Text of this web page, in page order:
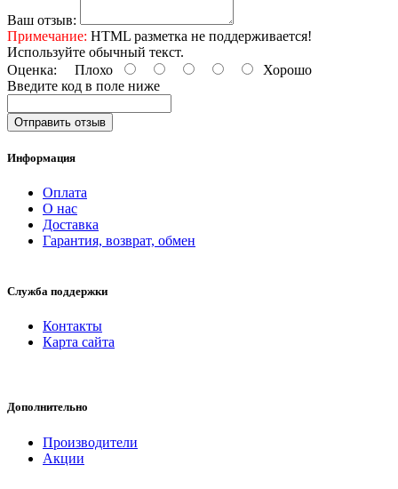
Ваш отзыв:
Примечание: HTML разметка не поддерживается!
Используйте обычный текст.
Оценка: Плохо
Хорошо
Введите код в поле ниже
Отправить отзыв
Информация
Оплата
О нас
Доставка
Гарантия, возврат, обмен
Служба поддержки
Контакты
Карта сайта
Дополнительно
Производители
Акции